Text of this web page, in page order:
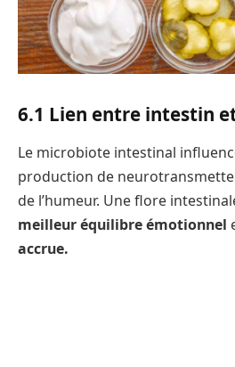
6.1 Lien entre intestin
Le microbiote intestinal
production de
de l’humeur. Une flore
meilleur équilibre émotionnel
accrue.